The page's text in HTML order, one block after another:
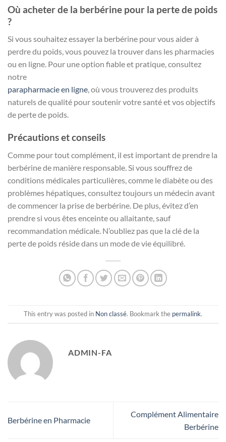
Où acheter de la berbérine pour la perte de poids
?
Si vous souhaitez essayer la berbérine pour vous aider à
perdre du poids, vous pouvez la trouver dans les pharmacies
ou en ligne. Pour une option fiable et pratique, consultez
notre
parapharmacie en ligne, où vous trouverez des produits
naturels de qualité pour soutenir votre santé et vos objectifs
de perte de poids.
Précautions et conseils
Comme pour tout complément, il est important de prendre la
berbérine de manière responsable. Si vous souffrez de
conditions médicales particulières, comme le diabète ou des
problèmes hépatiques, consultez toujours un médecin avant
de commencer la prise de berbérine. De plus, évitez d’en
prendre si vous êtes enceinte ou allaitante, sauf
recommandation médicale. N’oubliez pas que la clé de la
perte de poids réside dans un mode de vie équilibré.
This entry was posted in Non classé. Bookmark the permalink.
ADMIN-FA
Berbérine en Pharmacie
Complément Alimentaire
Berbérine